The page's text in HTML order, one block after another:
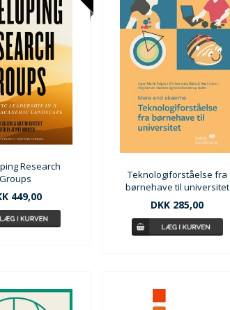
Research
Groups
449,00
Teknologiforståelse fra
børnehave til universitet
DKK 285,00